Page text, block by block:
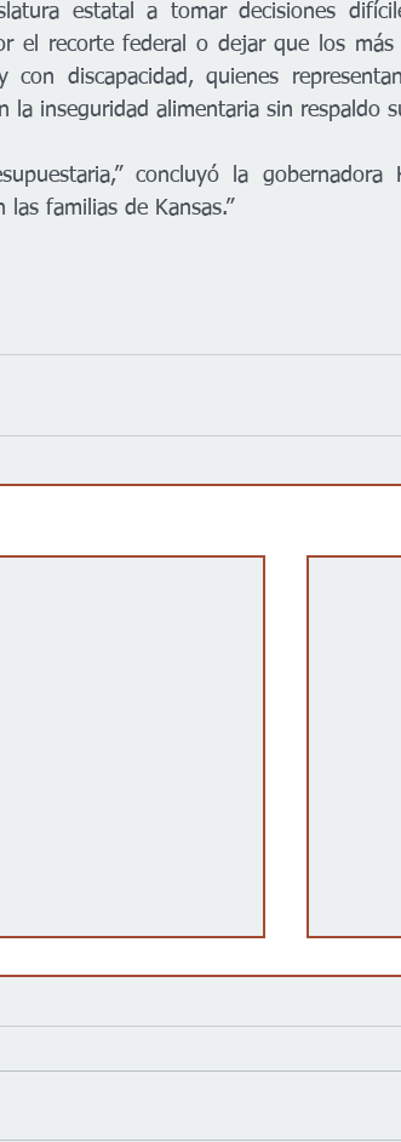
estatal a tomar decisiones
el recorte federal o dejar que los
con discapacidad, quienes
inseguridad alimentaria sin respaldo
concluyó la gobernadora
familias de Kansas.”